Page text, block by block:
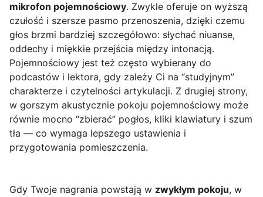
mikrofon pojemnościowy. Zwykle oferuje on wyższą
czułość i szersze pasmo przenoszenia, dzięki czemu
głos brzmi bardziej szczegółowo: słychać niuanse,
oddechy i miękkie przejścia między intonacją.
Pojemnościowy jest też często wybierany do
podcastów i lektora, gdy zależy Ci na “studyjnym”
charakterze i czytelności artykulacji. Z drugiej strony,
w gorszym akustycznie pokoju pojemnościowy może
równie mocno “zbierać” pogłos, kliki klawiatury i szum
tła — co wymaga lepszego ustawienia i
przygotowania pomieszczenia.
Gdy Twoje nagrania powstają w zwykłym pokoju, w